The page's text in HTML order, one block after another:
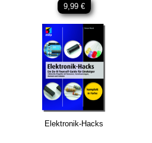
9,99 €
Elektronik-Hacks